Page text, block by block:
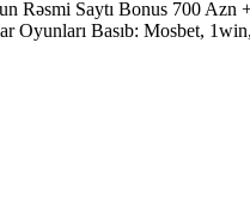
Rəsmi Saytı Bonus 700
Basıb: Mosbet,